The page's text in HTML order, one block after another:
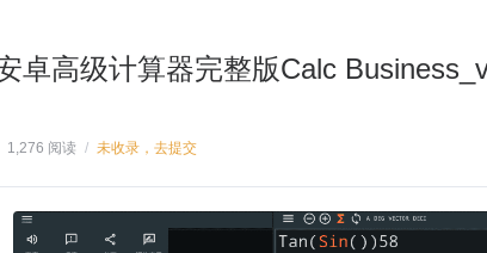
卓高级计算器完整版Calc
1,276 阅读 / 未收录，去提交